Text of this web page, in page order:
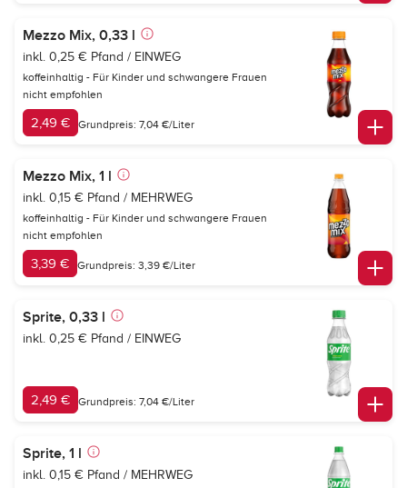
Mezzo Mix, 0,33 l
inkl. 0,25 € Pfand / EINWEG
koffeinhaltig - Für Kinder und schwangere Frauen
nicht empfohlen
2,49 € Grundpreis: 7,04 €/Liter
Mezzo Mix, 1 l
inkl. 0,15 € Pfand / MEHRWEG
koffeinhaltig - Für Kinder und schwangere Frauen
nicht empfohlen
3,39 € Grundpreis: 3,39 €/Liter
Sprite, 0,33 l
inkl. 0,25 € Pfand / EINWEG
2,49 € Grundpreis: 7,04 €/Liter
Sprite, 1 l
inkl. 0,15 € Pfand / MEHRWEG